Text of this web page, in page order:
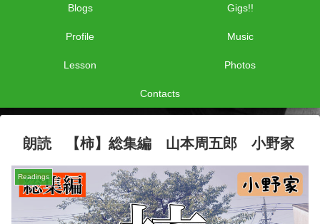
Blogs Gigs!!
Profile Music
Lesson Photos
Contacts
朗読 【柿】総集編 山本周五郎 小野家
Readings